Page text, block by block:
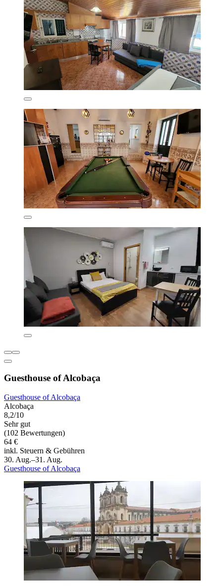
Guesthouse of Alcobaça
Guesthouse of Alcobaça
Alcobaça
8,2/10
Sehr gut
(102 Bewertungen)
64 €
inkl. Steuern & Gebühren
30. Aug.–31. Aug.
Guesthouse of Alcobaça